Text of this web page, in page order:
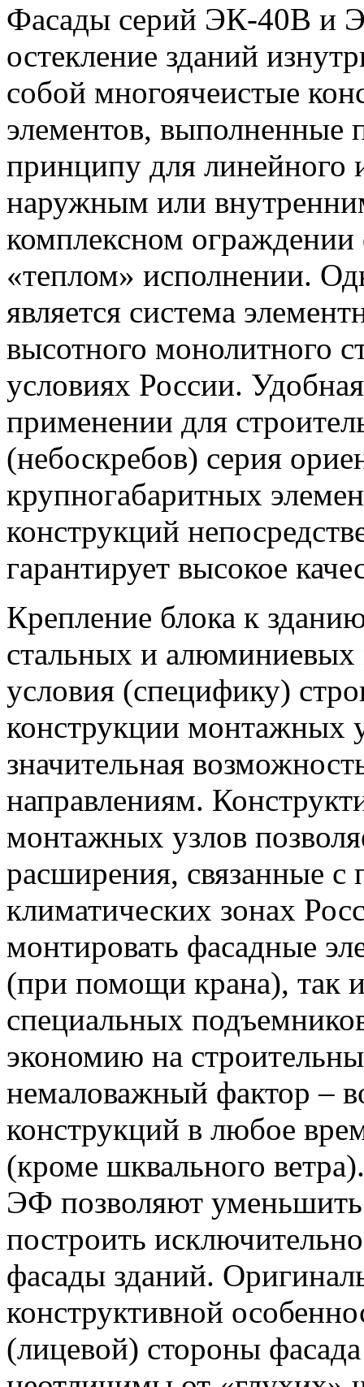
Фасады серий ЭК-40В и
остекление зданий
собой многоячеистые
элементов, выполненные
принципу для линейного
наружным или
комплексном
«теплом» исполнении.
является система
высотного монолитного
условиях России.
применении для
(небоскребов) серия
крупногабаритных
конструкций
гарантирует высокое
Крепление блока к
стальных и
условия (специфику)
конструкции монтажных
значительная
направлениям.
монтажных узлов
расширения, связанные с
климатических зонах
монтировать фасадные
(при помощи крана), так
специальных
экономию на
немаловажный фактор –
конструкций в любое
(кроме шквального
ЭФ позволяют уменьшить
построить
фасады зданий.
конструктивной
(лицевой) стороны